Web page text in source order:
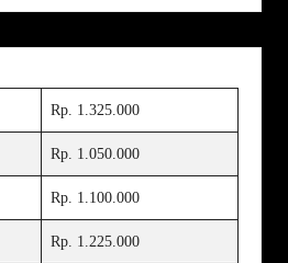
Rp. 1.325.000
Rp. 1.050.000
Rp. 1.100.000
Rp. 1.225.000